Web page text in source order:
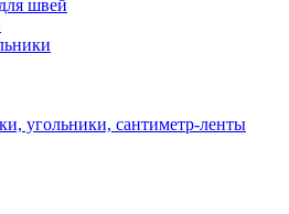
швей
угольники, сантиметр-ленты